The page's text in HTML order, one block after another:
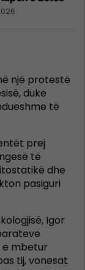
një protestë
duke
të
prej
të
dhe
pasiguri
Igor
e mbetur
tij, vonesat